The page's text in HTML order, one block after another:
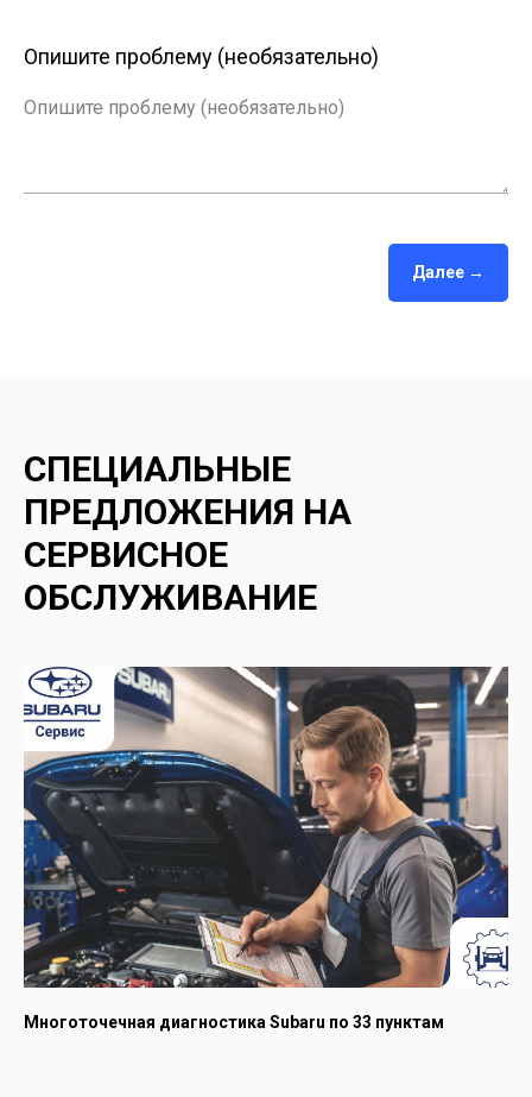
Опишите проблему (необязательно)
Опишите проблему (необязательно)
Далее →
СПЕЦИАЛЬНЫЕ
ПРЕДЛОЖЕНИЯ НА
СЕРВИСНОЕ
ОБСЛУЖИВАНИЕ
Многоточечная диагностика Subaru по 33 пунктам